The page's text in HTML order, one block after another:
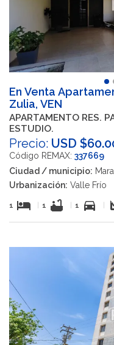
En Venta
Zulia, VEN
APARTAMENTO RES. PACTUM EN VENTA. TIPO
ESTUDIO.
Precio: USD
Código REMAX: 337669
Ciudad / municipio:
Urbanización: Valle Frío
1 hotel 1 bathtub 1 directions_car